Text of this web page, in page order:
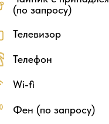
(по запросу)
Телевизор
Телефон
Wi-fi
Фен (по запросу)